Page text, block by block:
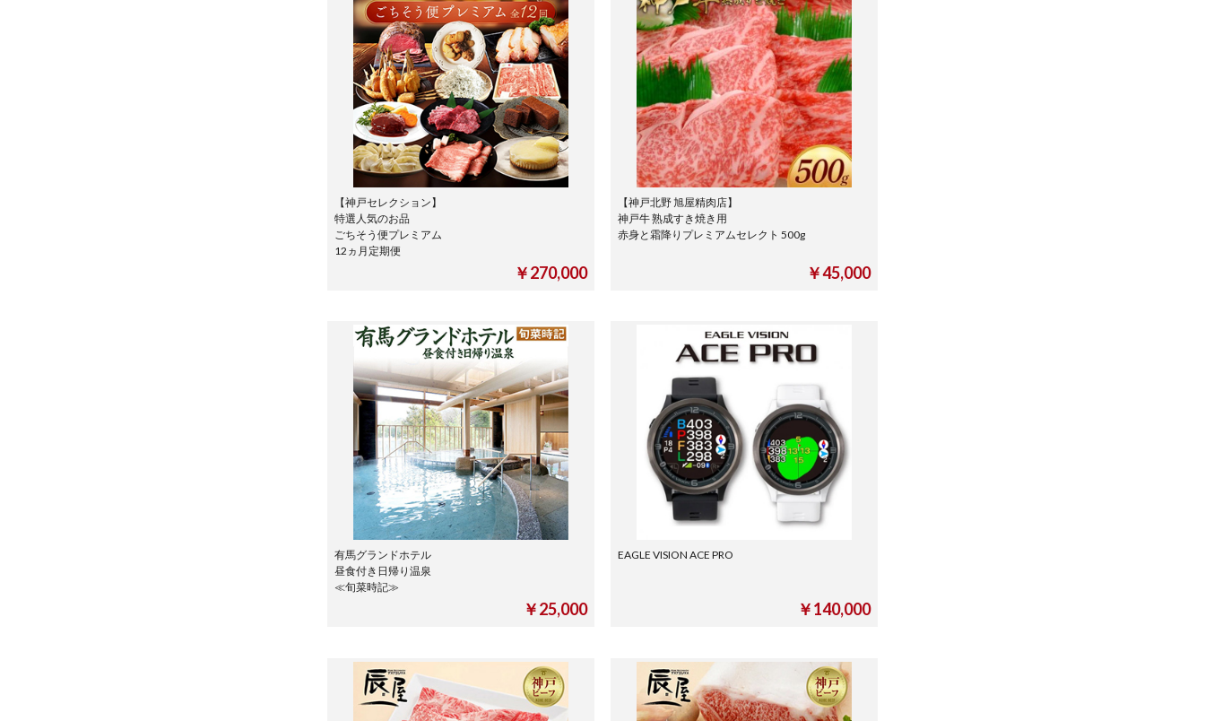
【神戸セレクション】
特選人気のお品
ごちそう便プレミアム
12ヵ月定期便
￥270,000
【神戸北野 旭屋精肉店】
神戸牛 熟成すき焼き用
赤身と霜降りプレミアムセレクト 500g
￥45,000
有馬グランドホテル
昼食付き日帰り温泉
≪旬菜時記≫
￥25,000
EAGLE VISION ACE PRO
￥140,000